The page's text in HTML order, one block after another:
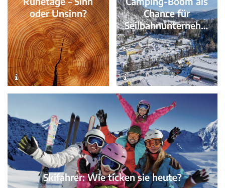
oder Unsinn?
Skifahrer: Wie ticken sie heute?
Chance für
Seilbahnunternehm
en